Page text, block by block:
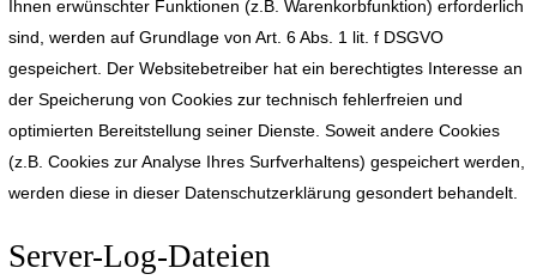
Ihnen erwünschter Funktionen (z.B. Warenkorbfunktion) erforderlich
sind, werden auf Grundlage von Art. 6 Abs. 1 lit. f DSGVO
gespeichert. Der Websitebetreiber hat ein berechtigtes Interesse an
der Speicherung von Cookies zur technisch fehlerfreien und
optimierten Bereitstellung seiner Dienste. Soweit andere Cookies
(z.B. Cookies zur Analyse Ihres Surfverhaltens) gespeichert werden,
werden diese in dieser Datenschutzerklärung gesondert behandelt.
Server-Log-Dateien